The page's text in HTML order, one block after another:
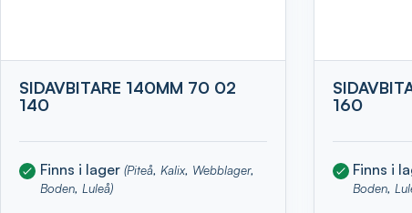
SIDAVBITARE 140MM 70 02
140
Finns i lager (Piteå, Kalix, Webblager,
Boden, Luleå)
160
Finns i
Boden,